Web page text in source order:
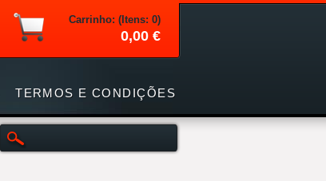
TERMOS E CONDIÇÕES
Carrinho: (Itens: 0)
0,00 €